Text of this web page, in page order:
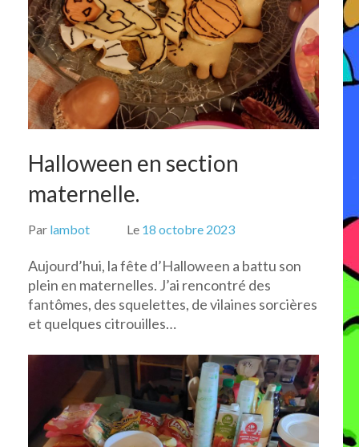
Halloween en section
maternelle.
Par lambot Le 18 octobre 2023
Aujourd’hui, la fête d’Halloween a battu son
plein en maternelles. J’ai rencontré des
fantômes, des squelettes, de vilaines sorcières
et quelques citrouilles…